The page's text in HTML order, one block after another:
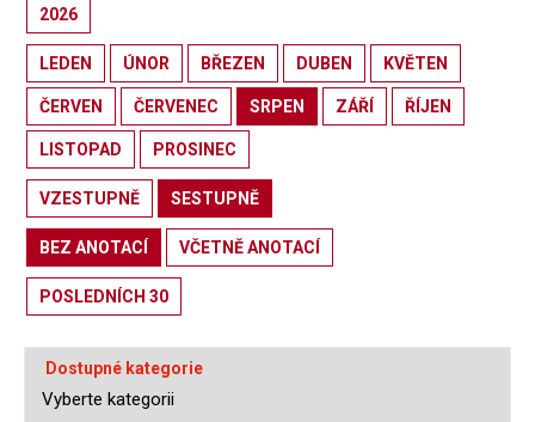
2026
LEDEN ÚNOR BŘEZEN DUBEN KVĚTEN
ČERVEN ČERVENEC SRPEN ZÁŘÍ ŘÍJEN
LISTOPAD PROSINEC
VZESTUPNĚ SESTUPNĚ
BEZ ANOTACÍ VČETNĚ ANOTACÍ
POSLEDNÍCH 30
Dostupné kategorie